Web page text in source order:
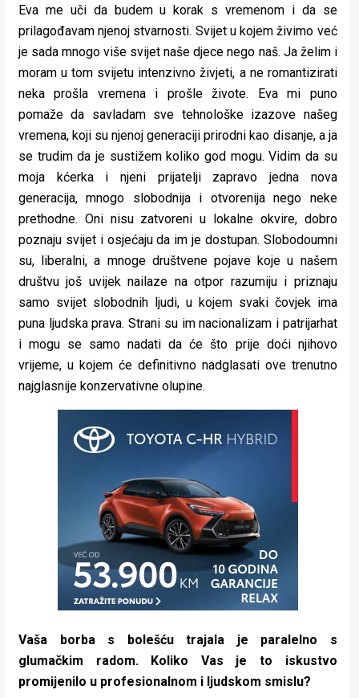
Eva me uči da budem u korak s vremenom i da se
prilagođavam njenoj stvarnosti. Svijet u kojem živimo već
je sada mnogo više svijet naše djece nego naš. Ja želim i
moram u tom svijetu intenzivno živjeti, a ne romantizirati
neka prošla vremena i prošle živote. Eva mi puno
pomaže da savladam sve tehnološke izazove našeg
vremena, koji su njenoj generaciji prirodni kao disanje, a ja
se trudim da je sustižem koliko god mogu. Vidim da su
moja kćerka i njeni prijatelji zapravo jedna nova
generacija, mnogo slobodnija i otvorenija nego neke
prethodne. Oni nisu zatvoreni u lokalne okvire, dobro
poznaju svijet i osjećaju da im je dostupan. Slobodoumni
su, liberalni, a mnoge društvene pojave koje u našem
društvu još uvijek nailaze na otpor razumiju i priznaju
samo svijet slobodnih ljudi, u kojem svaki čovjek ima
puna ljudska prava. Strani su im nacionalizam i patrijarhat
i mogu se samo nadati da će što prije doći njihovo
vrijeme, u kojem će definitivno nadglasati ove trenutno
najglasnije konzervativne olupine.
Vaša borba s bolešću trajala je paralelno s
glumačkim radom. Koliko Vas je to iskustvo
promijenilo u profesionalnom i ljudskom smislu?